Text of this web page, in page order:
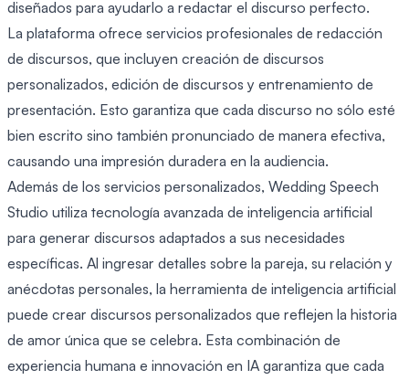
diseñados para ayudarlo a redactar el discurso perfecto.
La plataforma ofrece servicios profesionales de redacción
de discursos, que incluyen creación de discursos
personalizados, edición de discursos y entrenamiento de
presentación. Esto garantiza que cada discurso no sólo esté
bien escrito sino también pronunciado de manera efectiva,
causando una impresión duradera en la audiencia.
Además de los servicios personalizados, Wedding Speech
Studio utiliza tecnología avanzada de inteligencia artificial
para generar discursos adaptados a sus necesidades
específicas. Al ingresar detalles sobre la pareja, su relación y
anécdotas personales, la herramienta de inteligencia artificial
puede crear discursos personalizados que reflejen la historia
de amor única que se celebra. Esta combinación de
experiencia humana e innovación en IA garantiza que cada